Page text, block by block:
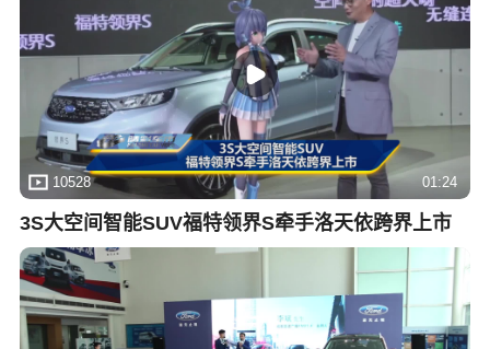
10528 01:24
3S大空间智能SUV福特领界S牵手洛天依跨界上市